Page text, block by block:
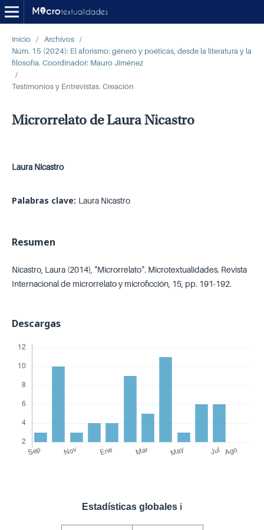
Inicio / Archivos /
Núm. 15 (2024): El aforismo: género y poéticas, desde la literatura y la
filosofía. Coordinador: Mauro Jiménez
/
Testimonios y Entrevistas. Creación
Microrrelato de Laura Nicastro
Laura Nicastro
Palabras clave: Laura Nicastro
Resumen
Nicastro, Laura (2014), "Microrrelato". Microtextualidades. Revista
Internacional de microrrelato y microficción, 15, pp. 191-192.
Descargas
Estadísticas globales ℹ️